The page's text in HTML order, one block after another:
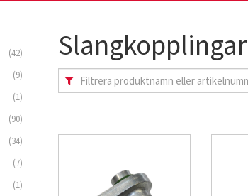
(42)
(9)
(1)
(90)
(34)
(7)
(1)
Slangkopplingar